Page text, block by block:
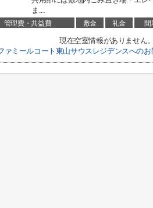
ま...
管理費・共益費 敷金 礼金 間
現在空室情報がありません。
ァミールコート東山サウスレジデンスへの